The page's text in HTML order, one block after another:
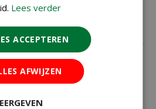
Lees verder
ACCEPTEREN
AFWIJZEN